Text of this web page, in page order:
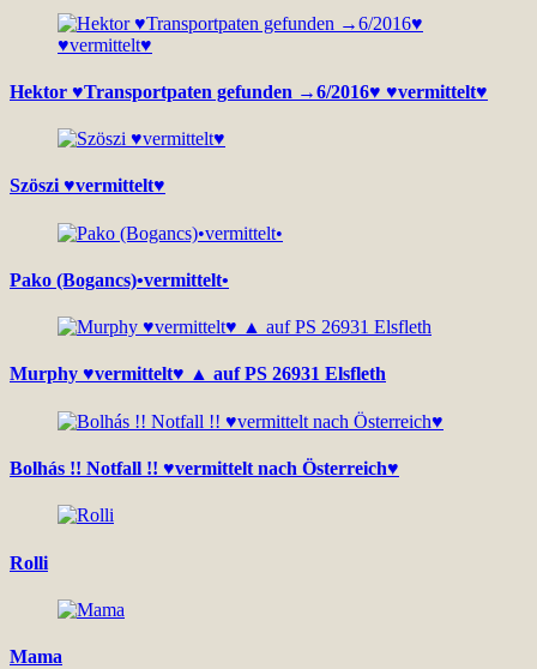
Hektor ♥Transportpaten gefunden →6/2016♥ ♥vermittelt♥
Szöszi ♥vermittelt♥
Pako (Bogancs)•vermittelt•
Murphy ♥vermittelt♥ ▲ auf PS 26931 Elsfleth
Bolhás !! Notfall !! ♥vermittelt nach Österreich♥
Rolli
Mama